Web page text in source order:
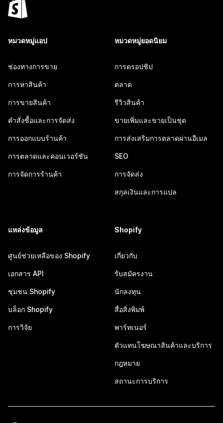
หมวดหมู่แอป
ช่องทางการขาย
การหาสินค้า
การขายสินค้า
คำสั่งซื้อและการจัดส่ง
การออกแบบร้านค้า
การตลาดและคอนเวอร์ชัน
การจัดการร้านค้า
หมวดหมู่ยอดนิยม
การดรอปชิป
ตลาด
รีวิวสินค้า
ขายเพิ่มและขายเป็นชุด
การส่งเสริมการตลาดผ่านอีเมล
SEO
การจัดส่ง
สกุลเงินและการแปล
แหล่งข้อมูล
ศูนย์ช่วยเหลือของ Shopify
เอกสาร API
ชุมชน Shopify
บล็อก Shopify
การวิจัย
Shopify
เกี่ยวกับ
รับสมัครงาน
นักลงทุน
สื่อสิ่งพิมพ์
พาร์ทเนอร์
ตัวแทนโฆษณาสินค้าและบริการ
กฎหมาย
สถานะการบริการ